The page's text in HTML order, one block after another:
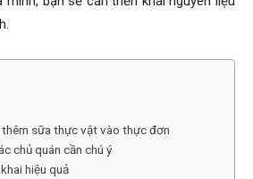
thêm sữa thực vật vào thực đơn
chủ quán cần chú ý
hiệu quả